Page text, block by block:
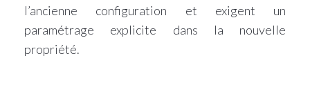
l’ancienne configuration et exigent un
paramétrage explicite dans la nouvelle
propriété.